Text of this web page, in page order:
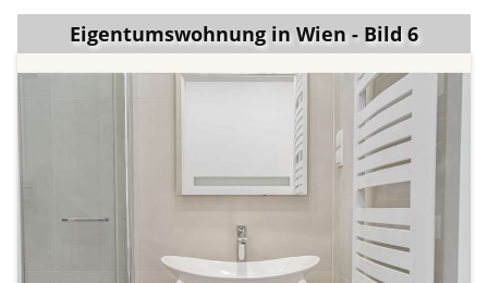
Eigentumswohnung in Wien - Bild 6